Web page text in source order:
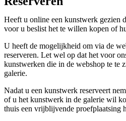
Heeft u online een kunstwerk gezien
voor u beslist het te willen kopen of
U heeft de mogelijkheid om via de
reserveren. Let wel op dat het voor
kunstwerken die in de webshop te te
galerie.
Nadat u een kunstwerk reserveert
of u het kunstwerk in de galerie wil
thuis een vrijblijvende proefplaatsing